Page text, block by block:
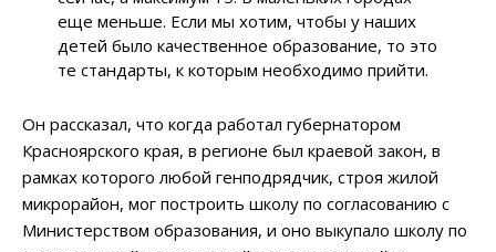
еще меньше. Если мы хотим, чтобы у наших
детей было качественное образование, то это
те стандарты, к которым необходимо прийти.
Он рассказал, что когда работал губернатором
Красноярского края, в регионе был краевой закон, в
рамках которого любой генподрядчик, строя жилой
микрорайон, мог построить школу по согласованию с
Министерством образования, и оно выкупало школу по